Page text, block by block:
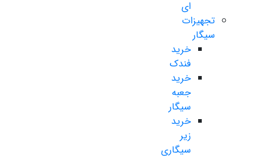
ای
تجهیزات
سیگار
خرید
فندک
خرید
جعبه
سیگار
خرید
زیر
سیگاری